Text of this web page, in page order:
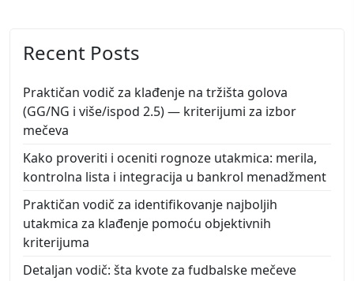
Recent Posts
Praktičan vodič za klađenje na tržišta golova
(GG/NG i više/ispod 2.5) — kriterijumi za izbor
mečeva
Kako proveriti i oceniti rognoze utakmica: merila,
kontrolna lista i integracija u bankrol menadžment
Praktičan vodič za identifikovanje najboljih
utakmica za klađenje pomoću objektivnih
kriterijuma
Detaljan vodič: šta kvote za fudbalske mečeve